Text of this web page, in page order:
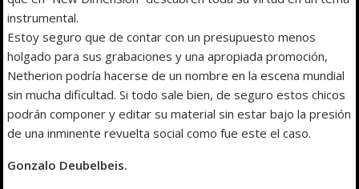
instrumental.
Estoy seguro que de contar con un presupuesto menos
holgado para sus grabaciones y una apropiada promoción,
Netherion podría hacerse de un nombre en la escena mundial
sin mucha dificultad. Si todo sale bien, de seguro estos chicos
podrán componer y editar su material sin estar bajo la presión
de una inminente revuelta social como fue este el caso.
Gonzalo Deubelbeis.